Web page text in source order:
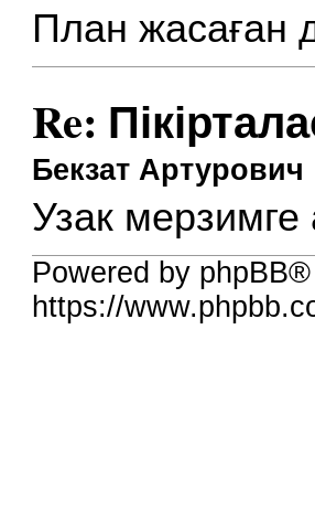
План жасаған
Re:
Бекзат Артурович
Узак
Powered by
https://